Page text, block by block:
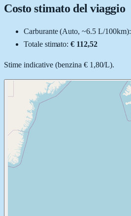
Costo stimato del viaggio
Carburante (Auto, ~6.5 L/100km):
Totale stimato:€ 112,52
Stime indicative (benzina € 1,80/L).